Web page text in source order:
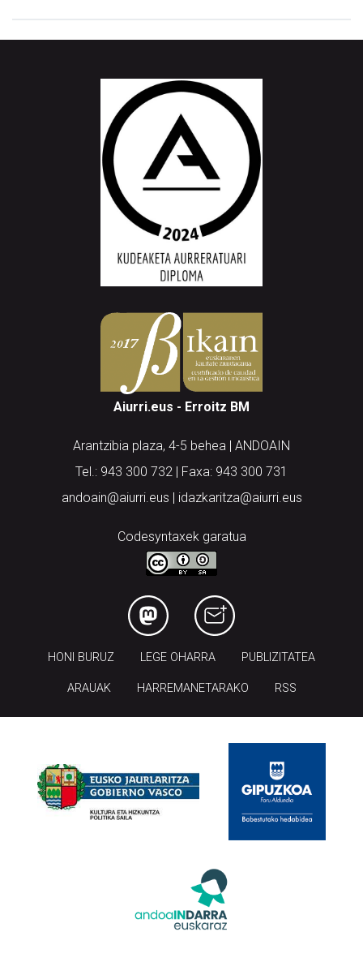
Aiurri.eus - Erroitz BM
Arantzibia plaza, 4-5 behea | ANDOAIN
Tel.: 943 300 732 | Faxa: 943 300 731
andoain@aiurri.eus | idazkaritza@aiurri.eus
Codesyntaxek garatua
HONI BURUZ LEGE OHARRA PUBLIZITATEA
ARAUAK HARREMANETARAKO RSS